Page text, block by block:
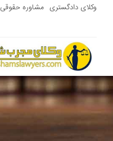
وکلای دادگستری مشاوره حقوقی